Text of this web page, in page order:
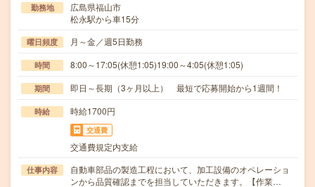
勤務地
広島県福山市
松永駅から車15分
曜日頻度 月～金／週5日勤務
時間 8:00～17:05(休憩1:05)19:00～4:05(休憩1:05)
期間 即日～長期（3ヶ月以上） 最短で応募開始から1週間！
時給 時給1700円
交通費
交通費規定内支給
仕事内容
自動車部品の製造工程において、加工設備のオペレーショ
ンから品質確認までを担当していただきます。【作業…